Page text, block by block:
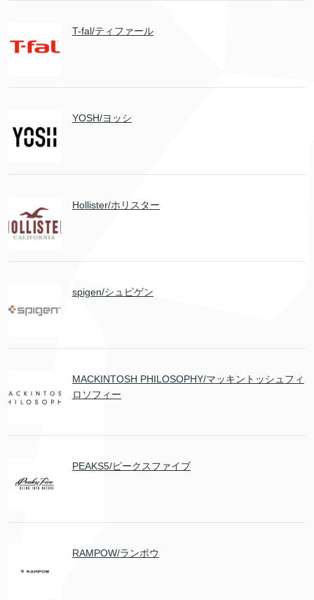
T-fal/ティファール
YOSH/ヨッシ
Hollister/ホリスター
spigen/シュピゲン
MACKINTOSH PHILOSOPHY/マッキントッシュフィ
ロソフィー
PEAKS5/ピークスファイブ
RAMPOW/ランポウ